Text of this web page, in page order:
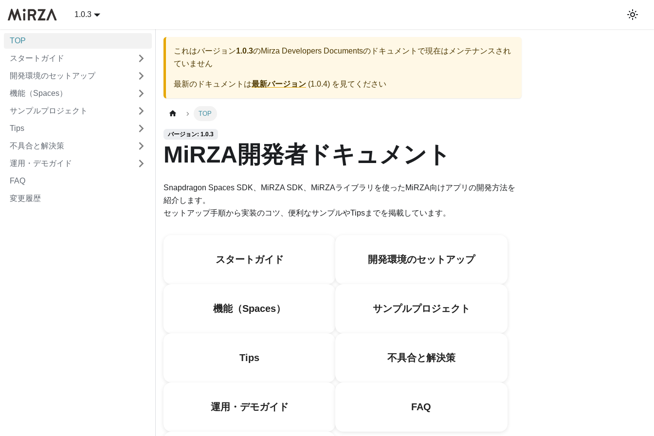
1.0.3
TOP
スタートガイド
開発環境のセットアップ
機能（Spaces）
サンプルプロジェクト
Tips
不具合と解決策
運用・デモガイド
FAQ
変更履歴
これはバージョン1.0.3のMirza Developers Documentsのドキュメントで現在はメンテナンスされ
ていません
最新のドキュメントは最新バージョン (1.0.4) を見てください
TOP
バージョン: 1.0.3
MiRZA開発者ドキュメント
Snapdragon Spaces SDK、MiRZA SDK、MiRZAライブラリを使ったMiRZA向けアプリの開発方法を
紹介します。
セットアップ手順から実装のコツ、便利なサンプルやTipsまでを掲載しています。
スタートガイド 開発環境のセットアップ
機能（Spaces） サンプルプロジェクト
Tips 不具合と解決策
運用・デモガイド FAQ